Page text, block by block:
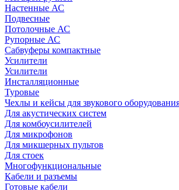
Настенные АС
Подвесные
Потолочные АС
Рупорные АС
Сабвуферы компактные
Усилители
Усилители
Инсталляционные
Туровые
Чехлы и кейсы для звукового
Для акустических систем
Для комбоусилителей
Для микрофонов
Для микшерных пультов
Для стоек
Многофункциональные
Кабели и разъемы
Готовые кабели